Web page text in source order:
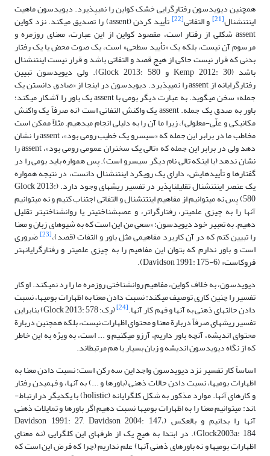
همچنین دیویدسون رفتارگرایی خشک کواین را نمی­پذیرد. دیویدسون ماهیت
اینتنشنال[21] و التفاتی[22] تأیید کردن (assent) را تصدیق می­کند. نزد کواین
assent شکلی از رفتار است، مقصود کواین از این عبارت، معنای روزمره و
مرسوم آن نیست، بلکه یک «تأیید سطحی» است، یک صوت محض یا یک رفتار
بدنی که قرار نیست حاکی از هیچ قصد و التفاتی باشد و قرار نیست اینتنشنال
باشد (Kemp 2012: 30 و Glock 2013: 580). ولی دیویدسون تبیین
رفتارگرایانه از assent را نمی­پذیرد. دیویدسون در اینجا از «صادق دانستن یک
جمله» سخن می­گوید. به عبارت دیگر بومی با assent یک باور را آشکار می­کند؛
باور به صدق یک جمله. assent یک واکنش التفاتی است (نه صرفاً یک واکنش
مکانیکی و علّی-معلولی)، زیرا ما آن را به دلیلی انجام می­دهیم. مثلاً ممکن است
مخاطب ما در برابر این جمله که «سیسرو یک خطیب رومی بود»، assent را نشان
دهد ولی در برابر این جمله که «تالی یک سخنران عمومی رومی بود»، assent را
نشان ندهد (با اینکه تالی نام دیگر سیسرو است). پس همواره باید بومی را در
گفتارها و تأییدهایش، دارای یک رویکرد اینتنشنال دانست، در نتیجه همواره
یک عنصر اینتنشنال تقلیل­ناپذیر در تفسیر ریشه­ای وجود دارد. (Glock 2013:
580) پس نه می­توانیم از مفاهیم اینتنشنال و التفاتی اجتناب کنیم و نه می­توانیم
آنها را به چیزی علمی­تر، رفتارگراتر، و عصب­شناختی­تر یا روان­شناختی­تر تقلیل
دهیم. به تعبیر خود دیویدسون: «سعی من این است که به شیوه­ای زبان و معنا
را تبیین کنم که در آن کاربرد مفاهیمی مثل باور و التفات (قصد)،[23] ضروری
است و باور ندارم که بتوان این مفاهیم را به چیزی علمی­تر و رفتارگرایانه­تر
فروکاست» (Davidson 1991: 175-6).
دیویدسون، به خلاف کواین، مفاهیم روا­ن­شناختی روزمره ما را رد نمی­کند. او کار
تفسیر را چنین کاری توصیف می­کند: نسبت دادن معنا به اظهارات بومی­ها، نسبت
دادن حالت­های ذهنی به آنها و فهم کار آنها.[24] (رک: Glock 2013: 578) بنابراین
تفسیر ریشه­ای صرفاً دربارة معنا و محتوای اظهارات نیست، بلکه همچنین دربارة
محتوای اندیشه، آنچه باور داریم، آرزو می­کنیم و ... است، به ویژه به این خاطر
که از نگاه دیویدسون اندیشه و زبان بسیار با هم مرتبط­اند.
اساساً کار تفسیر نزد دیویدسون واجد این سه رکن است: نسبت دادن معنا به
اظهارات بومی­ها، نسبت دادن حالات ذهنی (باورها و ...) به آنها، و فهمیدن رفتار
و کارهای آنها. موارد مذکور به شکل کل­گرایانه (holistic) با یکدیگر در ارتباط­
اند: می­توانیم معنا را به اظهارات بومی­ها نسبت دهیم اگر باورها و تمایلات ذهنی
آنها را بدانیم و بالعکس (Davidson 1991: 27, Davidson 2004: 147،
Glock2003a: 184). در ابتدا به هیچ یک از طرف­های این کل­گرایی (نه معنای
اظهارات بومی­ها و نه باورهای ذهنی آنها) علم نداریم (چرا که فرض این است که